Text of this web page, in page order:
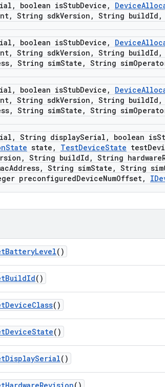
, boolean isStubDevice , Device
, String sdkVersion , String buildId ,
, boolean isStubDevice , Device
, String sdkVersion , String buildId ,
, String simState , String sim
, boolean isStubDevice , Device
, String sdkVersion , String buildId ,
, String simState , String sim
, String displaySerial , boolean is
State state , TestDeviceState test
, String buildId , String hardware
Address, String simState , String sim
preconfiguredDeviceNumOffset,
BatteryLevel()
BuildId()
DeviceClass()
DeviceState()
DisplaySerial()